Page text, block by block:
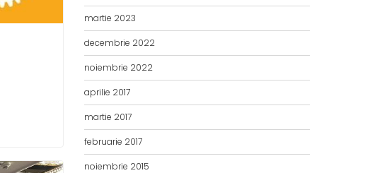
martie 2023
decembrie 2022
noiembrie 2022
aprilie 2017
martie 2017
februarie 2017
noiembrie 2015